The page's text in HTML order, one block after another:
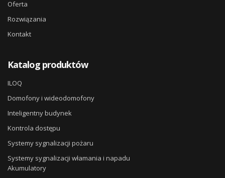
Oferta
Rozwiązania
Kontakt
Katalog produktów
ILOQ
Domofony i wideodomofony
Inteligentny budynek
Kontrola dostępu
Systemy sygnalizacji pożaru
Systemy sygnalizacji włamania i napadu
Akumulatory